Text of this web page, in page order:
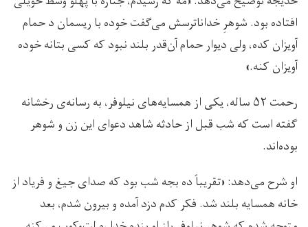
افتاده بود. شوهرِ خدا‌ناترسش می‌گفت خوده با ریسمان د حمام
آویزان کده، ولی دیوار حمام آن‌قدر بلند نبود که کسی بتانه خوده
آویزان کنه.»
رحمت ۵۲ ساله، یکی از همسایه‌های نیلوفر، به رسانه‌ی رخشانه
گفته است که شب قبل از حادثه شاهد دعوای این زن و شوهر
بوده‌اند.
او شرح می‌دهد: «تقریباً ده بجه شب بود که صدای جیغ و فریاد از
خانه همسایه بلند شد. فکر کدم دزد آمده و بیرون شدم، بعد